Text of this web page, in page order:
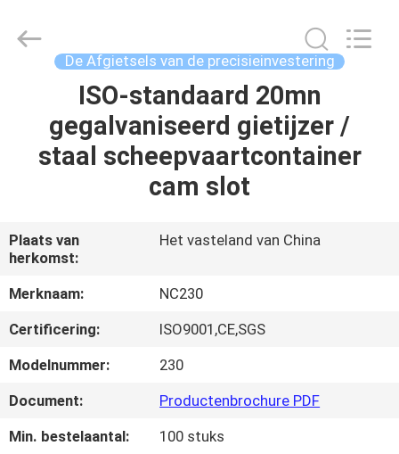
PRODUCTEN
OVER
ONS
FABRIEKSTOCHT
KWALITEITSCONTROLE
CO.,LTD.
De Afgietsels van de precisieinvestering
ISO-standaard 20mn
gegalvaniseerd gietijzer /
staal scheepvaartcontainer
cam slot
Plaats van
herkomst:
Het vasteland van China
Merknaam:
NC230
Certificering:
ISO9001,CE,SGS
Modelnummer:
230
Document:
Productenbrochure PDF
Min. bestelaantal:
100 stuks